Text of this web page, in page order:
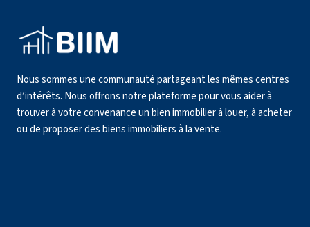
Nous sommes une communauté partageant les mêmes centres
d’intérêts. Nous offrons notre plateforme pour vous aider à
trouver à votre convenance un bien immobilier à louer, à acheter
ou de proposer des biens immobiliers à la vente.